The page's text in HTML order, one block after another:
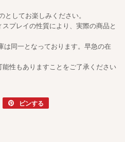
としてお楽しみください。
プレイの性質により、実際の商品と
同一となっております。早急の在
性もありますことをご了承ください
Twitter
ピンする